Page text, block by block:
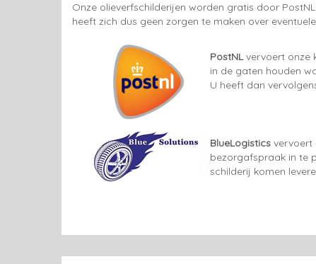
Onze olieverfschilderijen worden gratis door
heeft zich dus geen zorgen te maken over
PostNLvervoert onze
in de gaten houden
U heeft dan
BlueLogistics vervoert
bezorgafspraak in te
schilderij komen